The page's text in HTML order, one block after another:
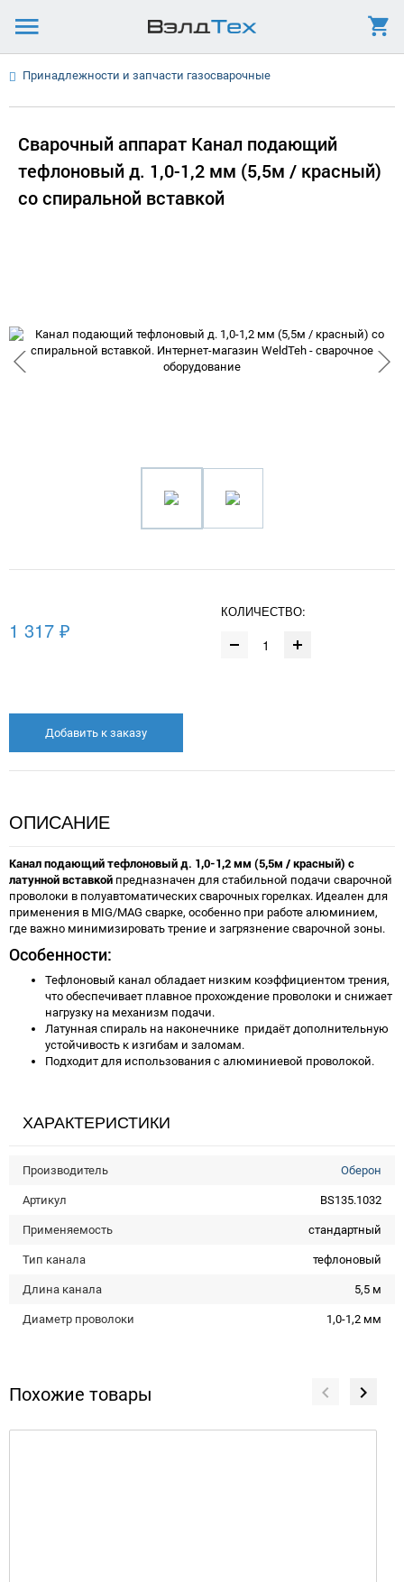
Принадлежности и запчасти газосварочные
Сварочный аппарат Канал подающий
тефлоновый д. 1,0-1,2 мм (5,5м / красный)
со спиральной вставкой
1 317 ₽
КОЛИЧЕСТВО:
Добавить к заказу
ОПИСАНИЕ
Канал подающий тефлоновый д. 1,0-1,2 мм (5,5м / красный) с
латунной вставкой предназначен для стабильной подачи сварочной
проволоки в полуавтоматических сварочных горелках. Идеален для
применения в MIG/MAG сварке, особенно при работе алюминием,
где важно минимизировать трение и загрязнение сварочной зоны.
Особенности:
Тефлоновый канал обладает низким коэффициентом трения,
что обеспечивает плавное прохождение проволоки и снижает
нагрузку на механизм подачи.
Латунная спираль на наконечнике придаёт дополнительную
устойчивость к изгибам и заломам.
Подходит для использования с алюминиевой проволокой.
ХАРАКТЕРИСТИКИ
Производитель Оберон
Артикул BS135.1032
Применяемость стандартный
Тип канала тефлоновый
Длина канала 5,5 м
Диаметр проволоки 1,0-1,2 мм
Похожие товары